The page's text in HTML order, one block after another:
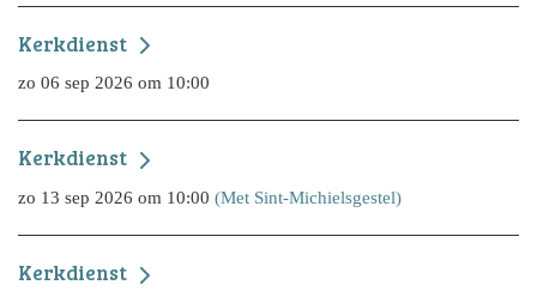
Kerkdienst
zo 06 sep 2026 om 10:00
Kerkdienst
zo 13 sep 2026 om 10:00 (Met Sint-Michielsgestel)
Kerkdienst